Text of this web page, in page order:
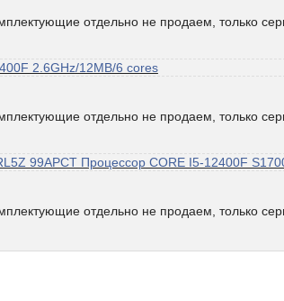
отдельно не продаем, только
2.6GHz/12MB/6 cores
отдельно не продаем, только
99APCT Процессор CORE I5-12400F
отдельно не продаем, только